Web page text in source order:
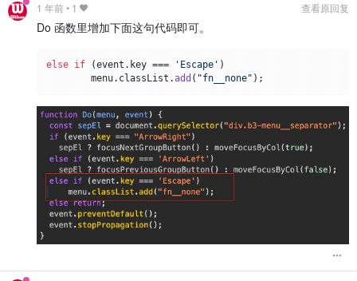
1 年前• 1 查看原回复
Do 函数里增加下面这句代码即可。
else if (event. key === 'Escape' )
        menu.
classList .add ( "fn__none"